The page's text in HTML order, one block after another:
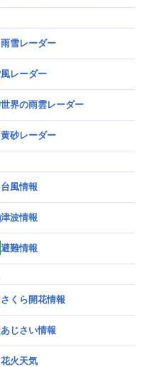
雨雪レーダー
風レーダー
世界の雨雲レーダー
黄砂レーダー
台風情報
津波情報
避難情報
さくら開花情報
あじさい情報
花火天気